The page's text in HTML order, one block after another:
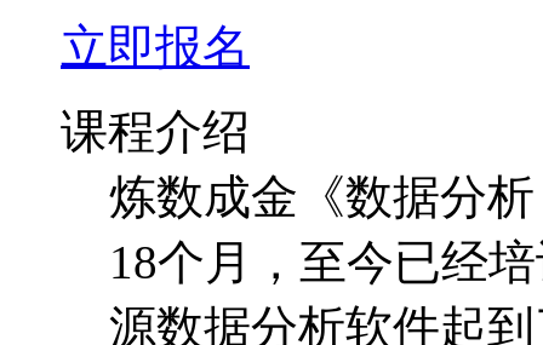
开课时间
关注
立即报名